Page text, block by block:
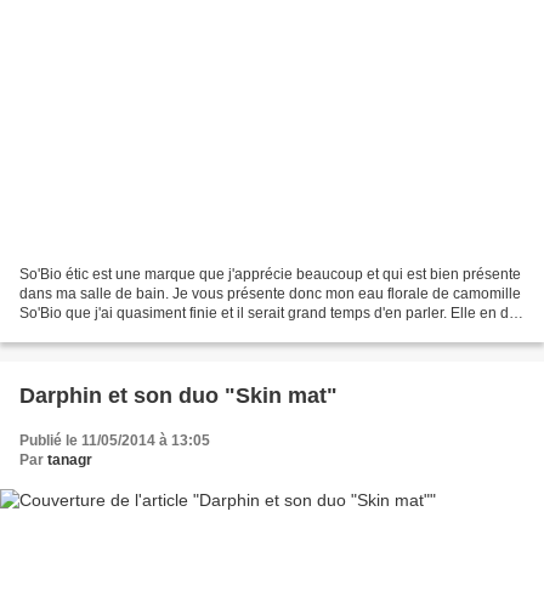
So'Bio étic est une marque que j'apprécie beaucoup et qui est bien présente
dans ma salle de bain. Je vous présente donc mon eau florale de camomille
So'Bio que j'ai quasiment finie et il serait grand temps d'en parler. Elle en dit
Darphin et son duo "Skin mat"
Publié le 11/05/2014 à 13:05
Par tanagr